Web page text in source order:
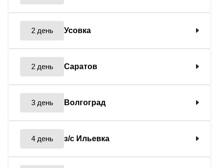
2 день Усовка
2 день Саратов
3 день Волгоград
4 день з/с Ильевка